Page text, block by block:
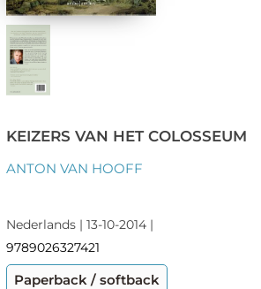
KEIZERS VAN HET COLOSSEUM
ANTON VAN HOOFF
Nederlands | 13-10-2014 |
9789026327421
Paperback / softback